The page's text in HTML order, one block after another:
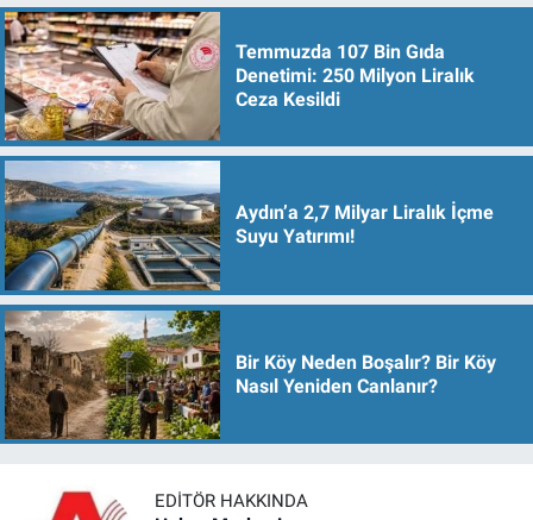
Temmuzda 107 Bin Gıda
Denetimi: 250 Milyon Liralık
Ceza Kesildi
Aydın’a 2,7 Milyar Liralık İçme
Suyu Yatırımı!
Bir Köy Neden Boşalır? Bir Köy
Nasıl Yeniden Canlanır?
EDITÖR HAKKINDA